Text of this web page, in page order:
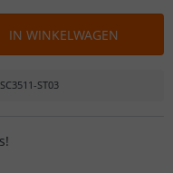
IN WINKELWAGEN
ST03